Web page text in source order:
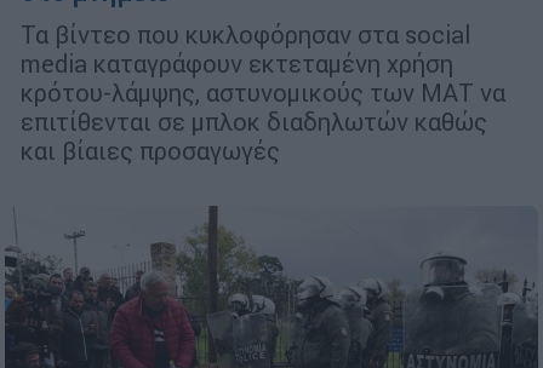
Τα βίντεο που κυκλοφόρησαν στα social
media καταγράφουν εκτεταμένη χρήση
κρότου-λάμψης, αστυνομικούς των ΜΑΤ να
επιτίθενται σε μπλοκ διαδηλωτών καθώς
και βίαιες προσαγωγές